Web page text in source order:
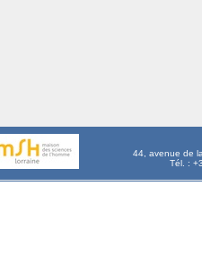
44, avenue de
Tél. :